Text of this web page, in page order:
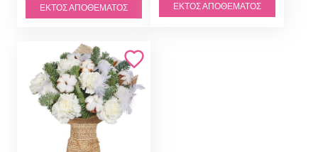
ΕΚΤΌΣ ΑΠΟΘΈΜΑΤΟΣ ΕΚΤΌΣ ΑΠΟΘΈΜΑΤΟΣ